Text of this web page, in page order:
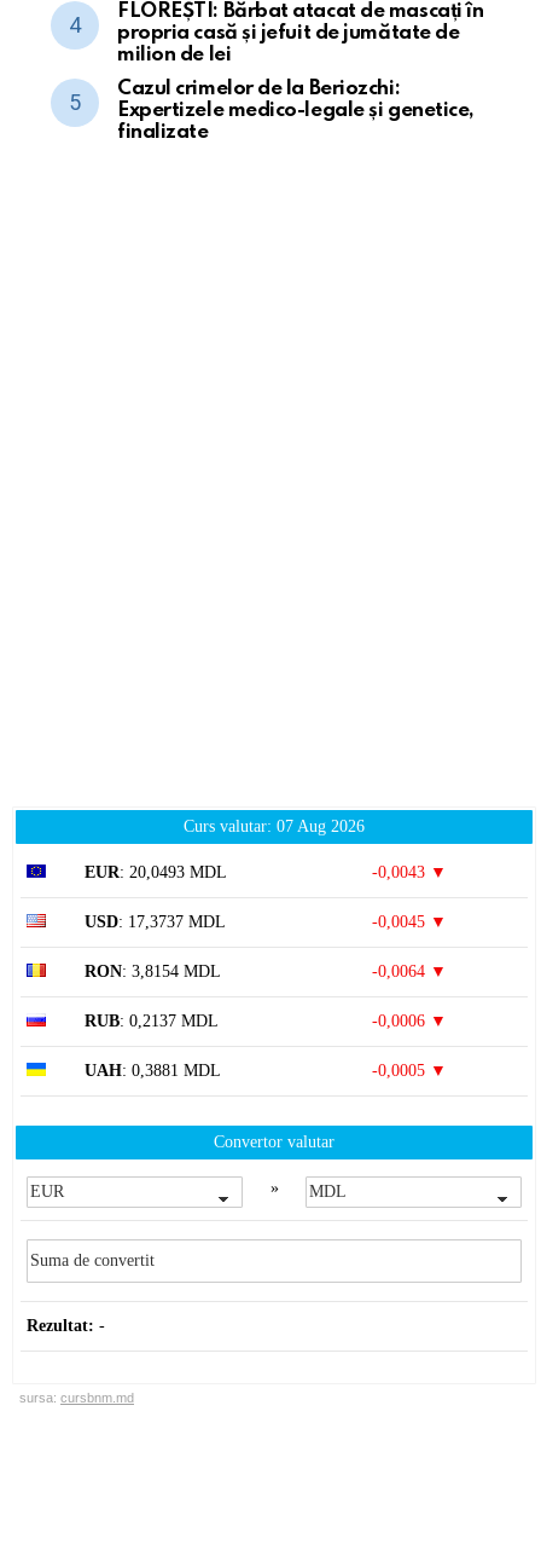
FLOREȘTI: Bărbat atacat de mascați în
propria casă și jefuit de jumătate de
milion de lei
Cazul crimelor de la Beriozchi:
Expertizele medico-legale și genetice,
finalizate
Curs valutar: 07 Aug 2026
EUR: 20,0493 MDL -0,0043 ▼
USD: 17,3737 MDL -0,0045 ▼
RON: 3,8154 MDL -0,0064 ▼
RUB: 0,2137 MDL -0,0006 ▼
UAH: 0,3881 MDL -0,0005 ▼
Convertor valutar
»
Rezultat: -
sursa: cursbnm.md